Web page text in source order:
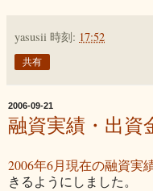
yasusii 時刻: 17:52
共有
2006-09-21
融資実績・出資
2006年6月現在の融資実
きるようにしました。